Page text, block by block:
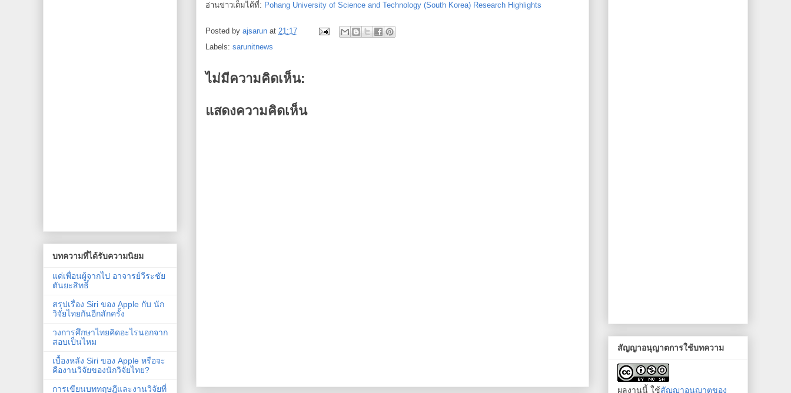
อ่านข่าวเต็มได้ที่: Pohang University of Science and Technology (South Korea) Research Highlights
Posted by ajsarun at 21:17
Labels: sarunitnews
ไม่มีความคิดเห็น:
แสดงความคิดเห็น
บทความที่ได้รับความนิยม
แด่เพื่อนผู้จากไป อาจารย์วีระชัย
ตันยะสิทธิ์
สรุปเรื่อง Siri ของ Apple กับ นัก
วิจัยไทยกันอีกสักครั้ง
วงการศึกษาไทยคิดอะไรนอกจาก
สอบเป็นไหม
เบื้องหลัง Siri ของ Apple หรือจะ
คืองานวิจัยของนักวิจัยไทย?
การเขียนบททฤษฎีและงานวิจัยที่
สัญญาอนุญาตการใช้บทความ
ผลงานนี้ ใช้สัญญาอนุญาตของ